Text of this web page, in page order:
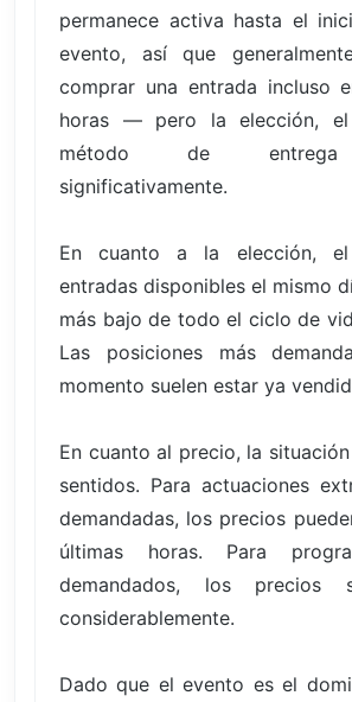
permanece activa hasta el
evento, así que
comprar una entrada incluso
horas — pero la elección,
método de entrega
significativamente.
En cuanto a la elección,
entradas disponibles el mismo
más bajo de todo el ciclo de
Las posiciones más
momento suelen estar ya
En cuanto al precio, la
sentidos. Para actuaciones
demandadas, los precios
últimas horas. Para
demandados, los precios
considerablemente.
Dado que el evento es el